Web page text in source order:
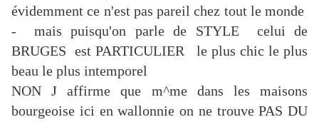
évidemment ce n'est pas pareil chez tout le monde
- mais puisqu'on parle de STYLE celui de
BRUGES est PARTICULIER le plus chic le plus
beau le plus intemporel
NON J affirme que m^me dans les maisons
bourgeoise ici en wallonnie on ne trouve PAS DU